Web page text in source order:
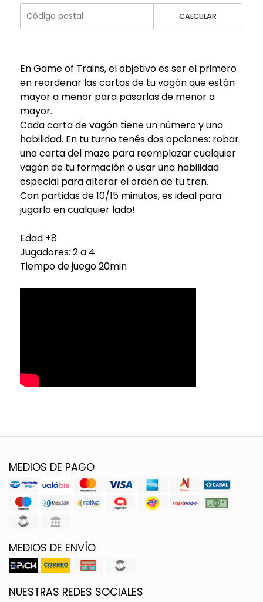
CALCULAR
En Game of Trains, el objetivo es ser el primero
en reordenar las cartas de tu vagón que están
mayor a menor para pasarlas de menor a
mayor.
Cada carta de vagón tiene un número y una
habilidad. En tu turno tenés dos opciones: robar
una carta del mazo para reemplazar cualquier
vagón de tu formación o usar una habilidad
especial para alterar el orden de tu tren.
Con partidas de 10/15 minutos, es ideal para
jugarlo en cualquier lado!
Edad +8
Jugadores: 2 a 4
Tiempo de juego 20min
MEDIOS DE PAGO
MEDIOS DE ENVÍO
NUESTRAS REDES SOCIALES